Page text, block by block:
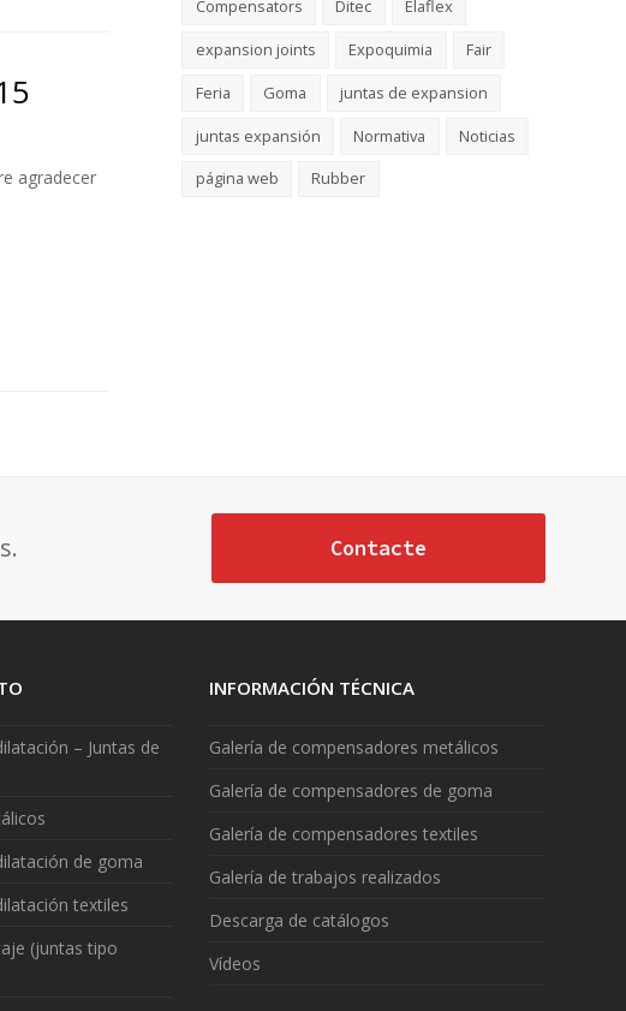
agradecer
Compensators
Ditec
Elaflex
expansion joints
Expoquimia
Fair
Feria
Goma
juntas de expansion
juntas expansión
Normativa
Noticias
página web
Rubber
Contacte
– Juntas de
de goma
textiles
(juntas tipo
INFORMACIÓN TÉCNICA
Galería de compensadores metálicos
Galería de compensadores de goma
Galería de compensadores textiles
Galería de trabajos realizados
Descarga de catálogos
Vídeos